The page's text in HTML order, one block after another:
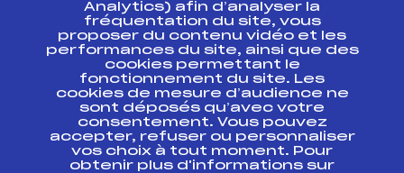
Ressources
Pass’Neige
Projet sportif fédéral
Projet de performance fédéral
Antidopage
Pôle Développement, Formation, Suivi
Scientifique
Listes ministérielles
Analytics) afin d’analyser la
fréquentation du site, vous
proposer du contenu vidéo et les
performances du site, ainsi que des
cookies permettant le
fonctionnement du site. Les
cookies de mesure d’audience ne
sont déposés qu’avec votre
consentement. Vous pouvez
accepter, refuser ou personnaliser
vos choix à tout moment. Pour
obtenir plus d'informations sur